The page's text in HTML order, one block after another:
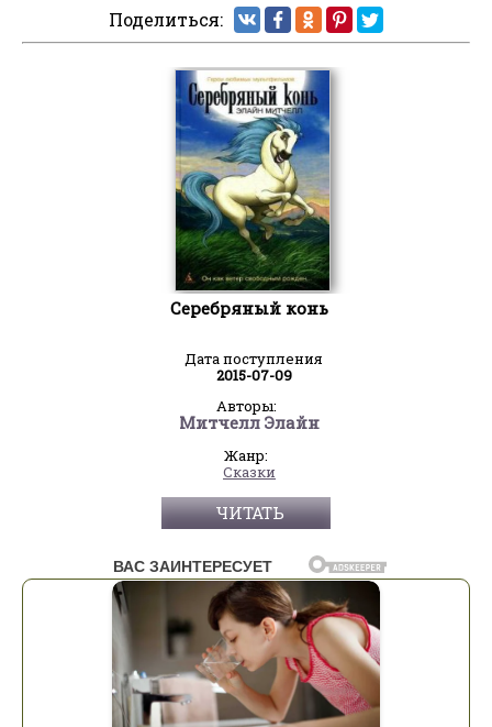
Поделиться:
Серебряный конь
Дата поступления
2015-07-09
Авторы:
Митчелл Элайн
Жанр:
Сказки
ЧИТАТЬ